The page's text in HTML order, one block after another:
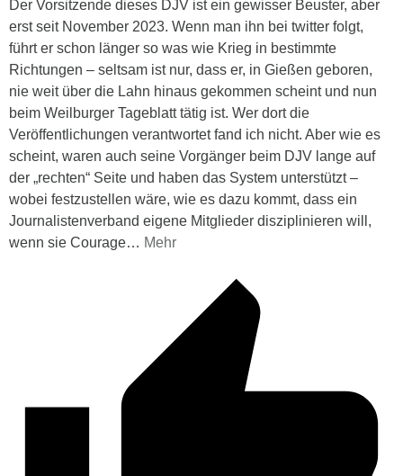
Der Vorsitzende dieses DJV ist ein gewisser Beuster, aber
erst seit November 2023. Wenn man ihn bei twitter folgt,
führt er schon länger so was wie Krieg in bestimmte
Richtungen – seltsam ist nur, dass er, in Gießen geboren,
nie weit über die Lahn hinaus gekommen scheint und nun
beim Weilburger Tageblatt tätig ist. Wer dort die
Veröffentlichungen verantwortet fand ich nicht. Aber wie es
scheint, waren auch seine Vorgänger beim DJV lange auf
der „rechten“ Seite und haben das System unterstützt –
wobei festzustellen wäre, wie es dazu kommt, dass ein
Journalistenverband eigene Mitglieder disziplinieren will,
wenn sie Courage… Mehr